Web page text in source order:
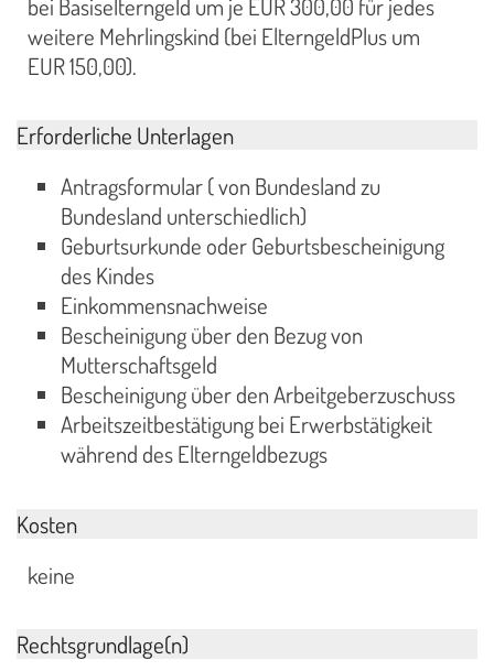
bei Basiselterngeld um je EUR 300,00 für jedes
weitere Mehrlingskind (bei ElterngeldPlus um
EUR 150,00).
Erforderliche Unterlagen
Antragsformular ( von Bundesland zu
Bundesland unterschiedlich)
Geburtsurkunde oder Geburtsbescheinigung
des Kindes
Einkommensnachweise
Bescheinigung über den Bezug von
Mutterschaftsgeld
Bescheinigung über den Arbeitgeberzuschuss
Arbeitszeitbestätigung bei Erwerbstätigkeit
während des Elterngeldbezugs
Kosten
keine
Rechtsgrundlage(n)